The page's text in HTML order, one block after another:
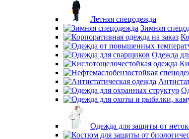
Летняя спецодежда
Зимняя
Одежда
Одежда для защиты от